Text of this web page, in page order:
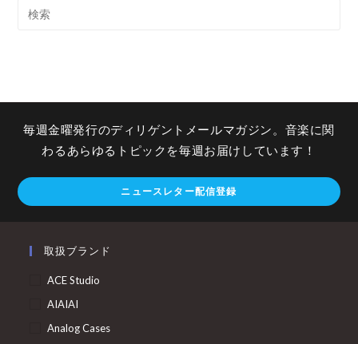
毎週金曜発行のディリゲントメールマガジン。音楽に関
わるあらゆるトピックを毎週お届けしています！
ニュースレター配信登録
取扱ブランド
ACE Studio
AIAIAI
Analog Cases